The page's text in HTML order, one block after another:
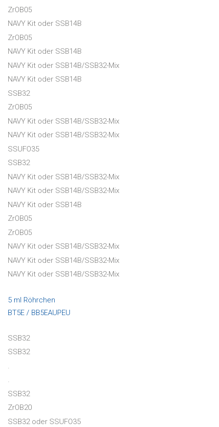
ZrOB05
NAVY Kit oder SSB14B
ZrOB05
NAVY Kit oder SSB14B
NAVY Kit oder SSB14B/SSB32-Mix
NAVY Kit oder SSB14B
SSB32
ZrOB05
NAVY Kit oder SSB14B/SSB32-Mix
NAVY Kit oder SSB14B/SSB32-Mix
SSUFO35
SSB32
NAVY Kit oder SSB14B/SSB32-Mix
NAVY Kit oder SSB14B/SSB32-Mix
NAVY Kit oder SSB14B
ZrOB05
ZrOB05
NAVY Kit oder SSB14B/SSB32-Mix
NAVY Kit oder SSB14B/SSB32-Mix
NAVY Kit oder SSB14B/SSB32-Mix
5 ml Röhrchen
BT5E / BB5EAUPEU
SSB32
SSB32
.
SSB32
ZrOB20
SSB32 oder SSUFO35